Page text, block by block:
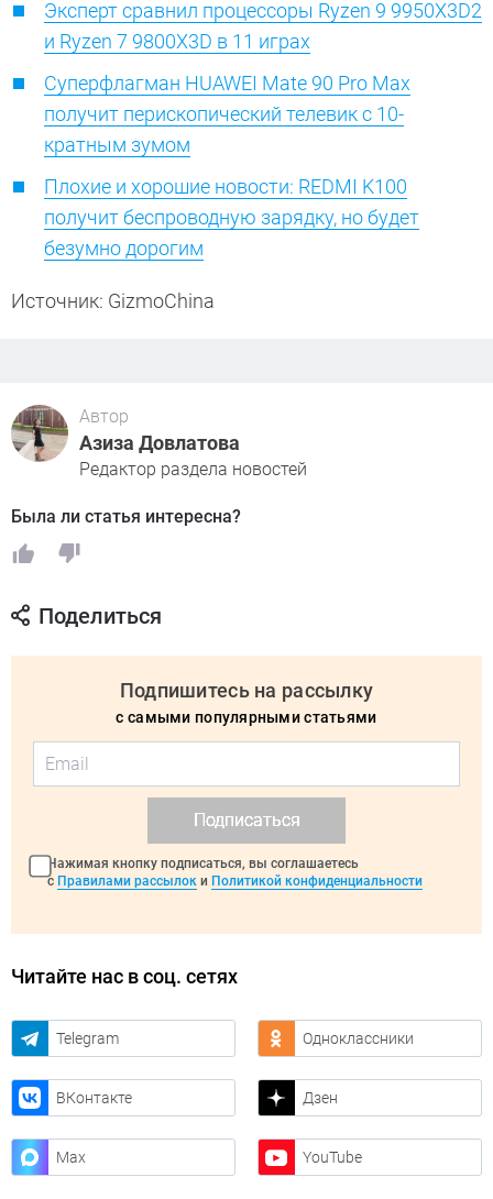
Эксперт сравнил процессоры Ryzen 9 9950X3D2
и Ryzen 7 9800X3D в 11 играх
Суперфлагман HUAWEI Mate 90 Pro Max
получит перископический телевик с 10-
кратным зумом
Плохие и хорошие новости: REDMI K100
получит беспроводную зарядку, но будет
безумно дорогим
Источник: GizmoChina
Автор
Азиза Довлатова
Редактор раздела новостей
Была ли статья интересна?
Поделиться
Подпишитесь на рассылку
с самыми популярными статьями
Подписаться
Нажимая кнопку подписаться, вы соглашаетесь
с Правилами рассылок и Политикой конфиденциальности
Читайте нас в соц. сетях
Telegram Одноклассники
ВКонтакте Дзен
Max YouTube